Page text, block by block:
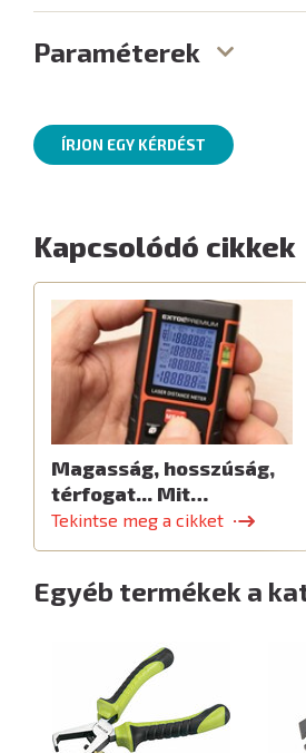
Paraméterek
ÍRJON EGY KÉRDÉST
Kapcsolódó cikkek
Magasság, hosszúság,
térfogat... Mit…
Tekintse meg a cikket
Egyéb termékek a